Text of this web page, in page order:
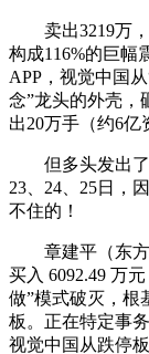
卖出3219万，
构成116%的巨幅
APP，视觉中国
念”龙头的外壳，
出20万手（约6亿
但多头发出了
23、24、25日，
不住的！
章建平（东方
买入 6092.49 万
做”模式破灭，根
板。正在特定事
视觉中国从跌停